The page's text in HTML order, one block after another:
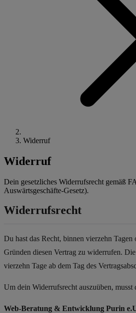
Widerruf
Widerruf
Dein gesetzliches Widerrufsrecht gemäß
Auswärtsgeschäfte-Gesetz).
Widerrufsrecht
Du hast das Recht, binnen vierzehn Tagen
Gründen diesen Vertrag zu widerrufen.
vierzehn Tage ab dem Tag des
Um dein Widerrufsrecht auszuüben, musst
Web-Beratung & Entwicklung Purin